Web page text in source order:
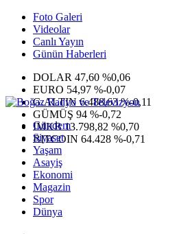
Foto Galeri
Videolar
Canlı Yayın
Günün Haberleri
DOLAR 47,60 %0,06
EURO 54,97 %-0,07
G.ALTIN6.488,63 %-0,11
GÜMÜŞ 94 %-0,72
IMKB13.798,82 %0,70
BITCOIN 64.428 %-0,71
Gündem
Siyaset
Yaşam
Asayiş
Ekonomi
Magazin
Spor
Dünya